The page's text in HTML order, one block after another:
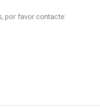
por favor contacte: